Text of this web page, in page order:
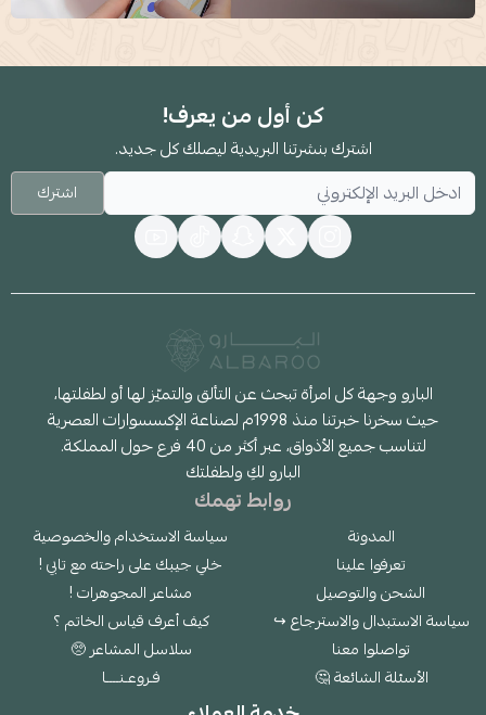
كن أول من يعرف!
اشترك بنشرتنا البريدية ليصلك كل جديد.
اشترك
البارو وجهة كل امرأة تبحث عن التألق والتميّز لها أو لطفلتها،
حيث سخرنا خبرتنا منذ 1998م لصناعة الإكسسوارات العصرية
لتناسب جميع الأذواق، عبر أكثر من 40 فرع حول المملكة.
البارو لكِ ولطفلتك
روابط تهمك
المدونة
تعرفوا علينا
الشحن والتوصيل
سياسة الاستبدال والاسترجاع ↪
تواصلوا معنا
الأسئلة الشائعة 🤔
سياسة الاستخدام والخصوصية
خلي جيبك على راحته مع تابي !
مشاعر المجوهرات !
كيف أعرف قياس الخاتم ؟
سلاسل المشاعر 🥺
فـروعـنــــا